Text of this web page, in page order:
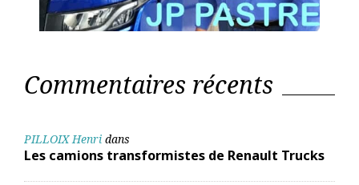
Commentaires récents
PILLOIX Henri dans
Les camions transformistes de Renault Trucks